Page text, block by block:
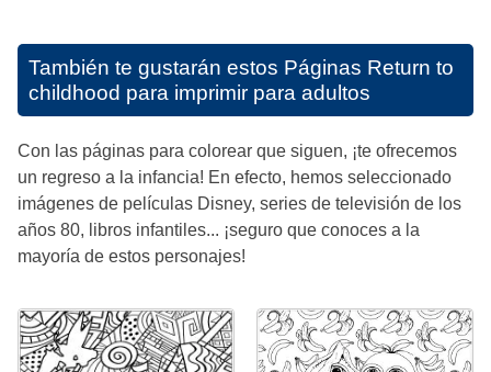
También te gustarán estos Páginas Return to
childhood para imprimir para adultos
Con las páginas para colorear que siguen, ¡te ofrecemos
un regreso a la infancia! En efecto, hemos seleccionado
imágenes de películas Disney, series de televisión de los
años 80, libros infantiles... ¡seguro que conoces a la
mayoría de estos personajes!